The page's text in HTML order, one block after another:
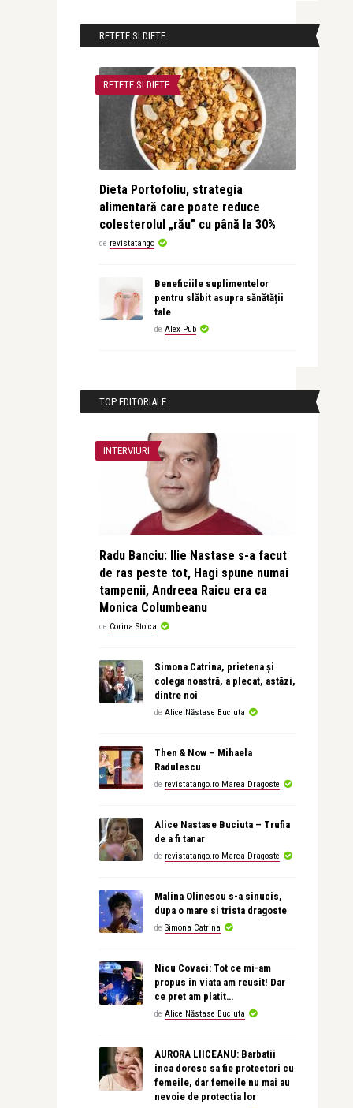
RETETE SI DIETE
RETETE SI DIETE
Dieta Portofoliu, strategia
alimentară care poate reduce
colesterolul „rău” cu până la 30%
de revistatango
Beneficiile suplimentelor
pentru slăbit asupra sănătății
tale
de Alex Pub
TOP EDITORIALE
INTERVIURI
Radu Banciu: Ilie Nastase s-a facut
de ras peste tot, Hagi spune numai
tampenii, Andreea Raicu era ca
Monica Columbeanu
de Corina Stoica
Simona Catrina, prietena și
colega noastră, a plecat, astăzi,
dintre noi
de Alice Năstase Buciuta
Then & Now – Mihaela
Radulescu
de revistatango.ro Marea Dragoste
Alice Nastase Buciuta – Trufia
de a fi tanar
de revistatango.ro Marea Dragoste
Malina Olinescu s-a sinucis,
dupa o mare si trista dragoste
de Simona Catrina
Nicu Covaci: Tot ce mi-am
propus in viata am reusit! Dar
ce pret am platit…
de Alice Năstase Buciuta
AURORA LIICEANU: Barbatii
inca doresc sa fie protectori cu
femeile, dar femeile nu mai au
nevoie de protectia lor